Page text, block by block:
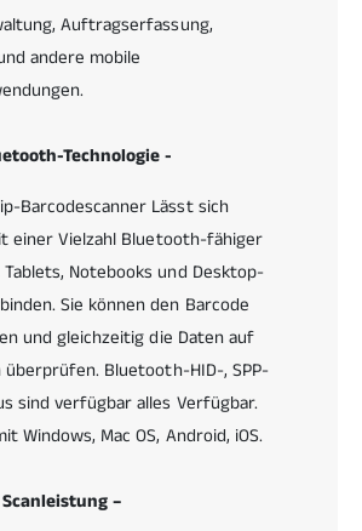
Auftragserfassung,
andere mobile
Technologie -
Barcodescanner Lässt sich
einer Vielzahl Bluetooth-fähiger
Notebooks und Desktop-
Sie können den Barcode
und gleichzeitig die Daten auf
überprüfen. Bluetooth-HID-, SPP-
sind verfügbar alles Verfügbar.
Windows, Mac OS, Android, iOS.
–